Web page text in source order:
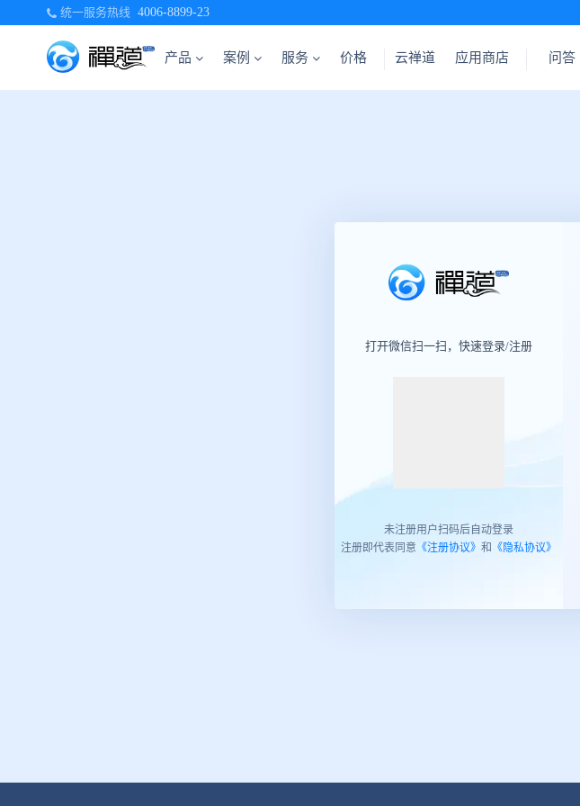
统一服务热线 4006-8899-23
产品 案例 服务 价格 云禅道 应用商店 问答
打开微信扫一扫，快速登录/注册
未注册用户扫码后自动登录
注册即代表同意 《注册协议》 和 《隐私协议》